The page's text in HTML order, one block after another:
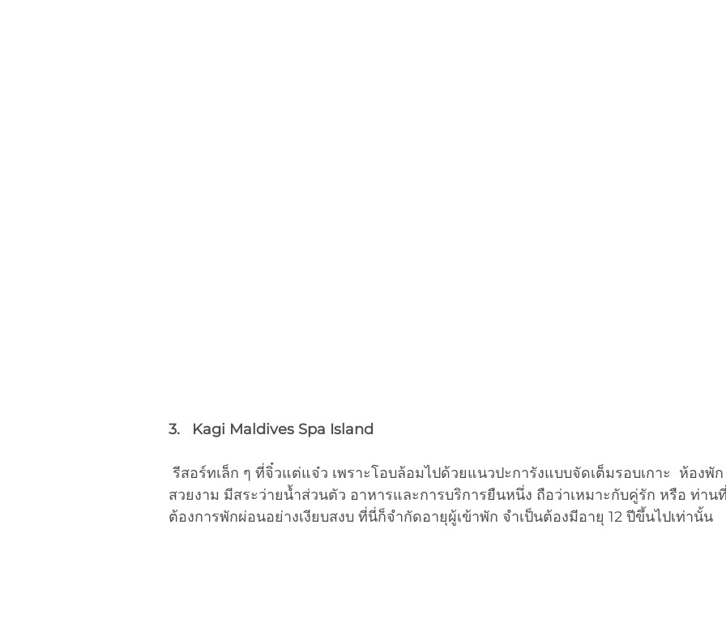
3.   Kagi Maldives Spa Island
สวยงาม มีสระว่ายน้ำส่วนตัว อาหารและการบริการยืนหนึ่ง ถือว่าเหมาะกับคู่รัก หรือ ท่านที่
ต้องการพักผ่อนอย่างเงียบสงบ ที่นี่ก็จำกัดอายุผู้เข้าพัก จำเป็นต้องมีอายุ 12 ปีขึ้นไปเท่านั้น